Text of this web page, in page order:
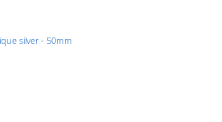
silver - 50mm